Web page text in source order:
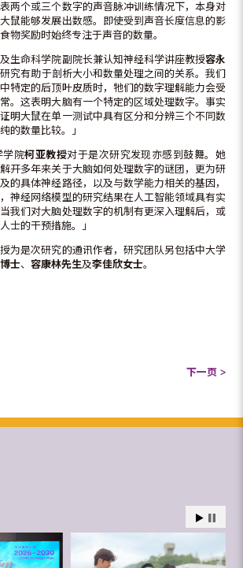
两个或三个数字的声音脉冲训练情况下，本身对
鼠能够发展出数感。即使受到声音长度信息的影
物奖励时始终专注于声音的数量。
生命科学院副院长兼认知神经科学讲座教授容永
究有助于剖析大小和数量处理之间的关系。我们
特定的后顶叶皮质时，牠们的数字理解能力会受
。这表明大脑有一个特定的区域处理数字。事实
明大鼠在单一测试中具有区分和分辨三个不同数
的数量比较。」
学院柯亚教授对于是次研究发现亦感到鼓舞。她
开多年来关于大脑如何处理数字的谜团，更为研
的具体神经路径，以及与数学能力相关的基因，
神经网络模型的研究结果在人工智能领域具有实
我们对大脑处理数字的机制有更深入理解后，或
士的干预措施。」
为是次研究的通讯作者，研究团队另包括中大学
士、容康林先生及李佳欣女士。
下一页 >